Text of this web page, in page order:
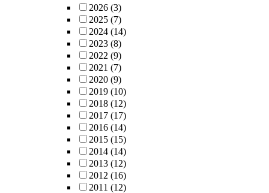
2026 (3)
2025 (7)
2024 (14)
2023 (8)
2022 (9)
2021 (7)
2020 (9)
2019 (10)
2018 (12)
2017 (17)
2016 (14)
2015 (15)
2014 (14)
2013 (12)
2012 (16)
2011 (12)